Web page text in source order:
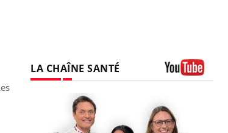
LA CHAÎNE SANTÉ